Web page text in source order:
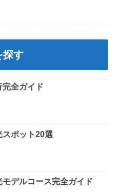
探す
完全ガイド
スポット20選
モデルコース完全ガイド